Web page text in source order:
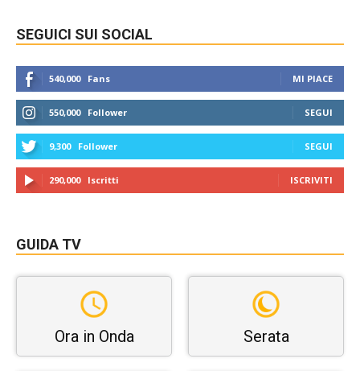
SEGUICI SUI SOCIAL
540,000 Fans MI PIACE
550,000 Follower SEGUI
9,300 Follower SEGUI
290,000 Iscritti ISCRIVITI
GUIDA TV
Ora in Onda Serata